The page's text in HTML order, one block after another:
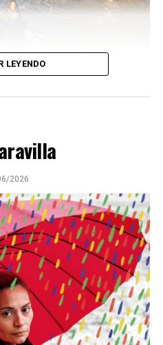
con doble tapa, que
a remarla.
LEYENDO
2026